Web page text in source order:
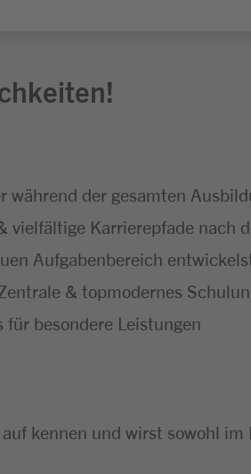
während der gesamten
vielfältige Karrierepfade nach
Aufgabenbereich
& topmodernes
für besondere Leistungen
kennen und wirst sowohl